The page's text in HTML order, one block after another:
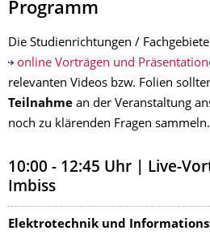
Programm
Die Studienrichtungen /
online Vorträgen und
relevanten Videos bzw. Folien
Teilnahme an der Veranstaltung
noch zu klärenden Fragen sammeln.
10:00 - 12:45 Uhr | Live-
Imbiss
Elektrotechnik und